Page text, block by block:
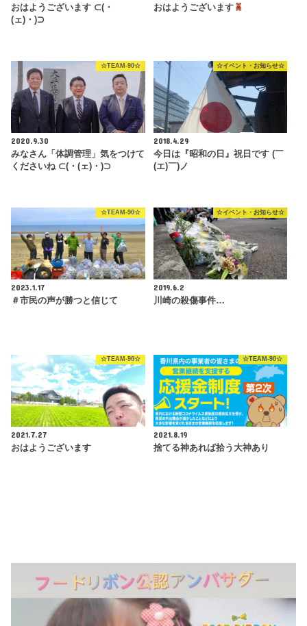
おはようございます ⊂(・
(ェ)・)⊃
おはようございます
☆TEAM-90☆
2020.9.30
みなさん「体調管理」気をつけて
くださいね ⊂(・(ェ)・)⊃
☆イベント・お知らせ☆
2018.4.29
今日は『昭和の日』祝日です (￣
(エ)￣)ノ
☆TEAM-90☆
2023.1.17
＃市民の声が勝つと信じて
☆イベント・お知らせ☆
2019.6.2
川崎の殺傷事件…
☆TEAM-90☆
2021.7.27
おはようございます
☆TEAM-90☆
2021.8.19
捨てる神あれば拾う大神あり